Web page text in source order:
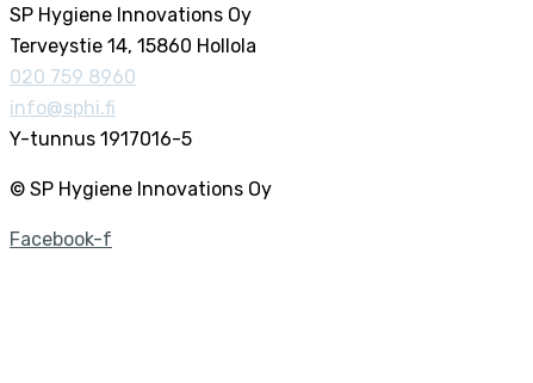
SP Hygiene Innovations Oy
Terveystie 14, 15860 Hollola
020 759 8960
info@sphi.fi
Y-tunnus 1917016-5
© SP Hygiene Innovations Oy
Facebook-f